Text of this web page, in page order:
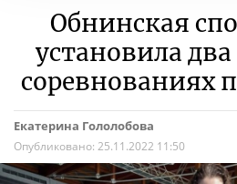
Обнинская
установила
соревнованиях
Екатерина Гололобова
Опубликовано: 25.11.2022 11:50